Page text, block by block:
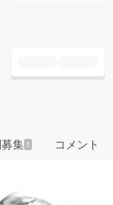
集 1 コメント